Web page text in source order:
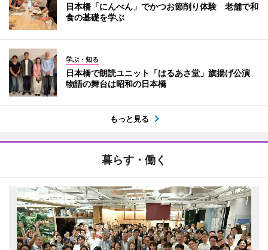
日本橋「にんべん」でかつお節削り体験 老舗で和
食の基礎を学ぶ
学ぶ・知る
日本橋で朗読ユニット「はるあさ堂」旗揚げ公演
物語の舞台は昭和の日本橋
もっと見る
暮らす・働く